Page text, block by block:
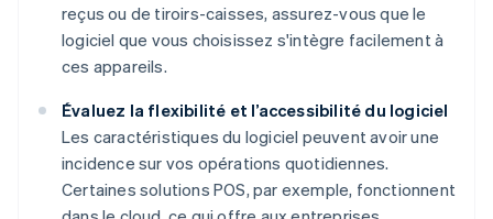
reçus ou de tiroirs-caisses, assurez-vous que le
logiciel que vous choisissez s'intègre facilement à
ces appareils.
Évaluez la flexibilité et l’accessibilité du logiciel
Les caractéristiques du logiciel peuvent avoir une
incidence sur vos opérations quotidiennes.
Certaines solutions POS, par exemple, fonctionnent